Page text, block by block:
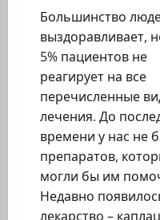
Большинство
выздоравливает,
5% пациентов не
реагирует на все
перечисленные
лечения. До
времени у нас не
препаратов,
могли бы им
Недавно
лекарство –